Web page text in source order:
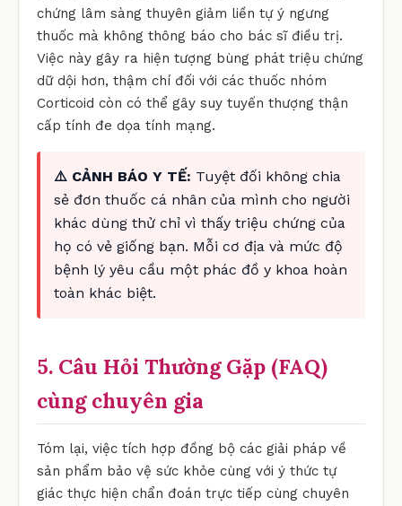
chứng lâm sàng thuyên giảm liền tự ý ngưng
thuốc mà không thông báo cho bác sĩ điều trị.
Việc này gây ra hiện tượng bùng phát triệu chứng
dữ dội hơn, thậm chí đối với các thuốc nhóm
Corticoid còn có thể gây suy tuyến thượng thận
cấp tính đe dọa tính mạng.
⚠️ CẢNH BÁO Y TẾ: Tuyệt đối không chia
sẻ đơn thuốc cá nhân của mình cho người
khác dùng thử chỉ vì thấy triệu chứng của
họ có vẻ giống bạn. Mỗi cơ địa và mức độ
bệnh lý yêu cầu một phác đồ y khoa hoàn
toàn khác biệt.
5. Câu Hỏi Thường Gặp (FAQ)
cùng chuyên gia
Tóm lại, việc tích hợp đồng bộ các giải pháp về
sản phẩm bảo vệ sức khỏe cùng với ý thức tự
giác thực hiện chẩn đoán trực tiếp cùng chuyên